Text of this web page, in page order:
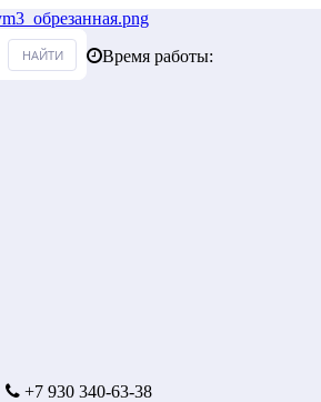
Время работы:
+7 930 340-63-38